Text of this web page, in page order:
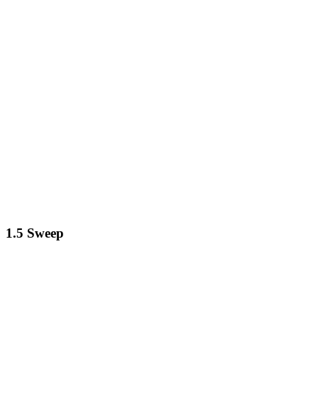
1.5 Sweep